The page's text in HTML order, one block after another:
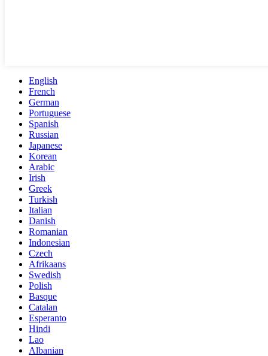
English
French
German
Portuguese
Spanish
Russian
Japanese
Korean
Arabic
Irish
Greek
Turkish
Italian
Danish
Romanian
Indonesian
Czech
Afrikaans
Swedish
Polish
Basque
Catalan
Esperanto
Hindi
Lao
Albanian